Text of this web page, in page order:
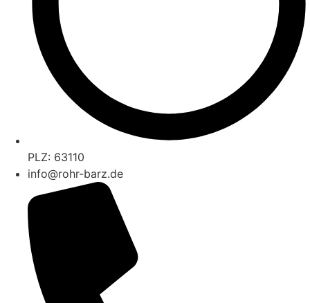
PLZ: 63110
info@rohr-barz.de